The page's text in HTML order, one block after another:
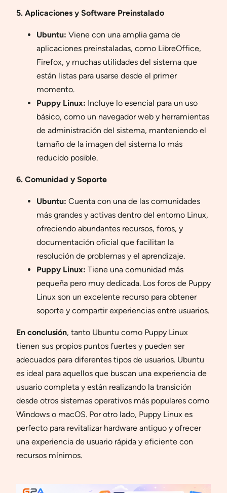
5. Aplicaciones y Software Preinstalado
Ubuntu: Viene con una amplia gama de
aplicaciones preinstaladas, como LibreOffice,
Firefox, y muchas utilidades del sistema que
están listas para usarse desde el primer
momento.
Puppy Linux: Incluye lo esencial para un uso
básico, como un navegador web y herramientas
de administración del sistema, manteniendo el
tamaño de la imagen del sistema lo más
reducido posible.
6. Comunidad y Soporte
Ubuntu: Cuenta con una de las comunidades
más grandes y activas dentro del entorno Linux,
ofreciendo abundantes recursos, foros, y
documentación oficial que facilitan la
resolución de problemas y el aprendizaje.
Puppy Linux: Tiene una comunidad más
pequeña pero muy dedicada. Los foros de Puppy
Linux son un excelente recurso para obtener
soporte y compartir experiencias entre usuarios.
En conclusión, tanto Ubuntu como Puppy Linux
tienen sus propios puntos fuertes y pueden ser
adecuados para diferentes tipos de usuarios. Ubuntu
es ideal para aquellos que buscan una experiencia de
usuario completa y están realizando la transición
desde otros sistemas operativos más populares como
Windows o macOS. Por otro lado, Puppy Linux es
perfecto para revitalizar hardware antiguo y ofrecer
una experiencia de usuario rápida y eficiente con
recursos mínimos.